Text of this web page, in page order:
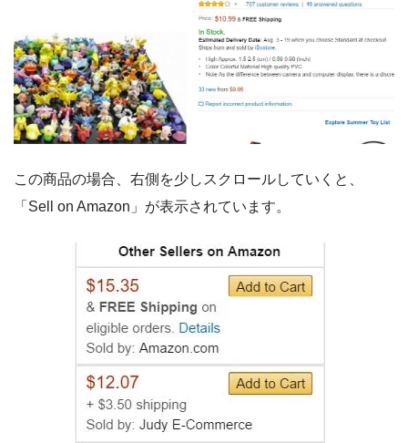
この商品の場合、右側を少しスクロールしていくと、
「Sell on Amazon」が表示されています。